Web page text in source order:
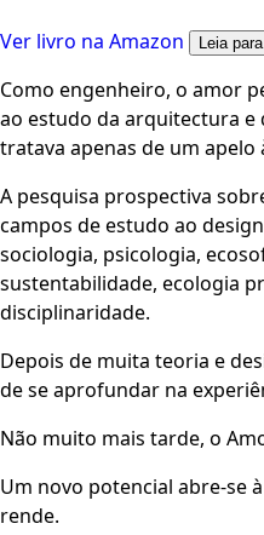
Ver livro na Amazon Leia
Como engenheiro, o amor
ao estudo da arquitectura e
tratava apenas de um apelo
A pesquisa prospectiva
campos de estudo ao
sociologia, psicologia,
sustentabilidade, ecologia
disciplinaridade.
Depois de muita teoria e
de se aprofundar na
Não muito mais tarde, o
Um novo potencial abre-se
rende.